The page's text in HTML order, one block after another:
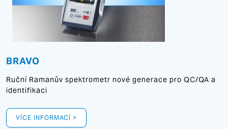
BRAVO
Ruční Ramanův spektrometr nové generace pro QC/QA a
identifikaci
VÍCE INFORMACÍ >